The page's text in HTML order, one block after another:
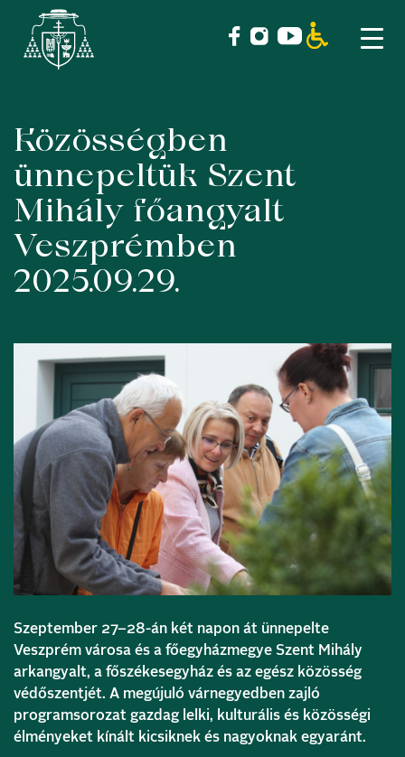
Skip
content
Közösségben
ünnepeltük Szent
Mihály főangyalt
Veszprémben
2025.09.29.
Szeptember 27–28-án két napon át ünnepelte
Veszprém városa és a főegyházmegye Szent Mihály
arkangyalt, a főszékesegyház és az egész közösség
védőszentjét. A megújuló várnegyedben zajló
programsorozat gazdag lelki, kulturális és közösségi
élményeket kínált kicsiknek és nagyoknak egyaránt.